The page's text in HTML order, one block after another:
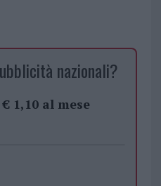
nazionali?
1,10 al mese